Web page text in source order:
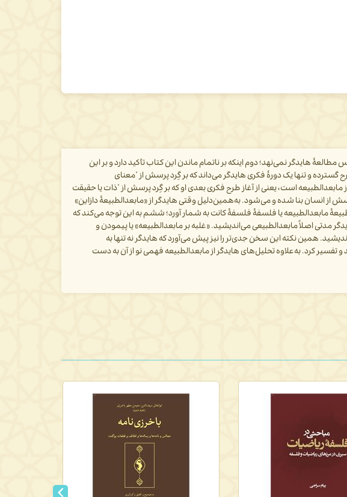
مطالعۀ هایدگر نمی‌نهد؛ دوم اینکه بر ناتمام ماندن این کتاب تأکید دارد و بر این
گسترده و تنها یک دورۀ فکری هایدگر می‌داند که بر گِرد پرسش از"معنای
مابعدالطبیعه است، یعنی از آغاز طرح فکری بعدی او که بر گِرد پرسش از"ذات یا حقیقت
از انسان بنا شده و می‌شود. به‌همین‌دلیل وقتی هایدگر از «مابعدالطبیعۀ دازاین»
مابعدالطبیعه یا فلسفۀ فلسفۀ کانت به شمار آورد؛ ششم به این توجه می‌کند که
اصلاً مابعدالطبیعی می‌اندیشید. «غلبه بر مابعدالطبیعه» یا پیمودن و
همین نکته این سخن جدی‌تر را نیز پیش می‌آورد که هایدگر نه تنها به
تفسیر کرد. به‌علاوه تحلیل‌های هایدگر از مابعدالطبیعه فهمی نو از آن به دست